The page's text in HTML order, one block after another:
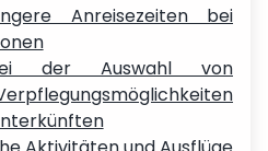
Anreisezeiten bei
der Auswahl von